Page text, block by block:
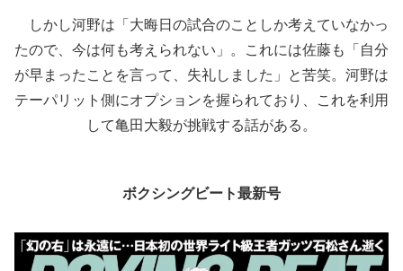
しかし河野は「大晦日の試合のことしか考えていなかっ
たので、今は何も考えられない」。これには佐藤も「自分
が早まったことを言って、失礼しました」と苦笑。河野は
テーパリット側にオプションを握られており、これを利用
して亀田大毅が挑戦する話がある。
ボクシングビート最新号